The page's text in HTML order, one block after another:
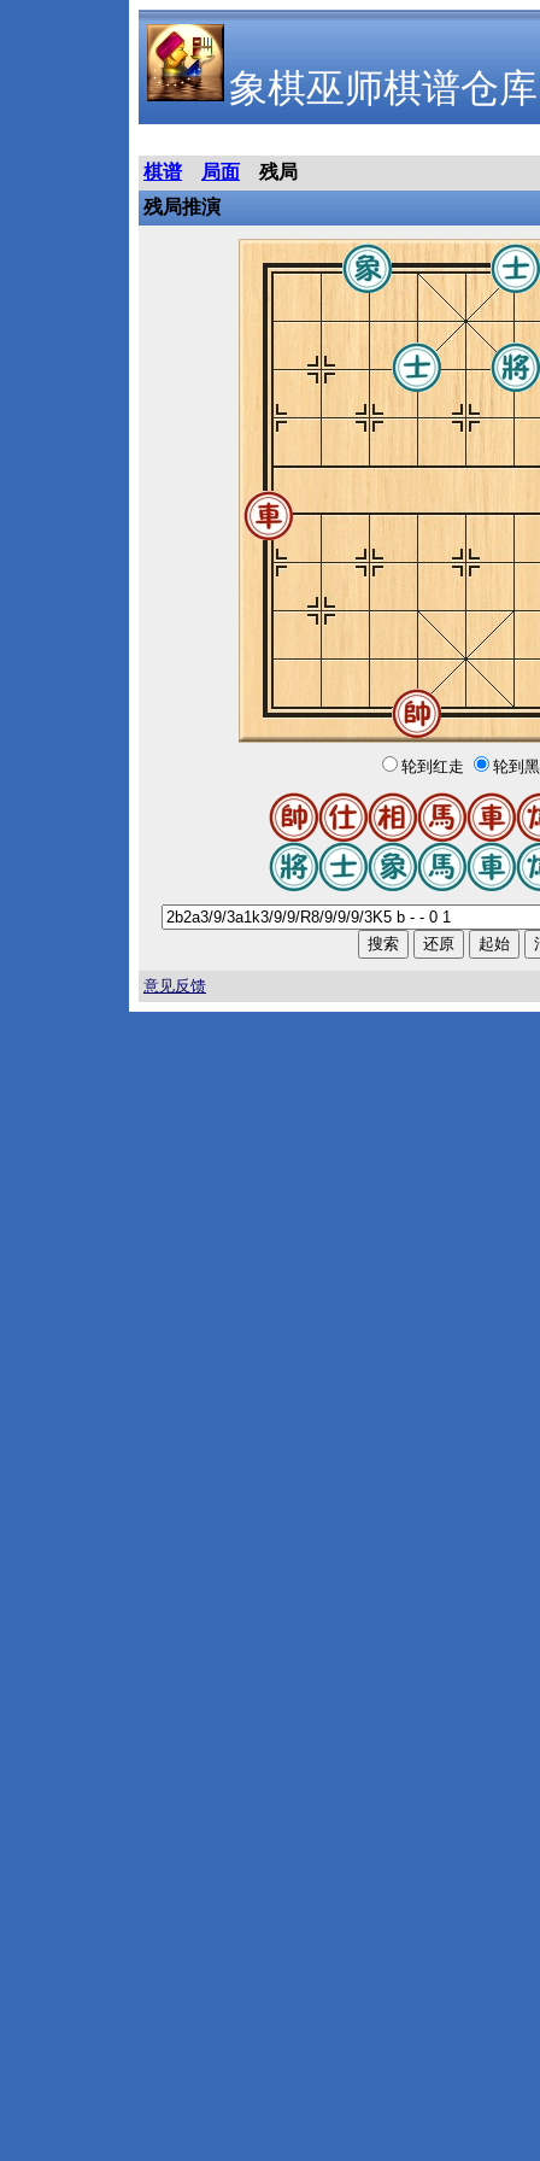
象棋巫师棋谱仓库
棋谱 局面
残局
残局推演
轮到红走 轮到
意见反馈